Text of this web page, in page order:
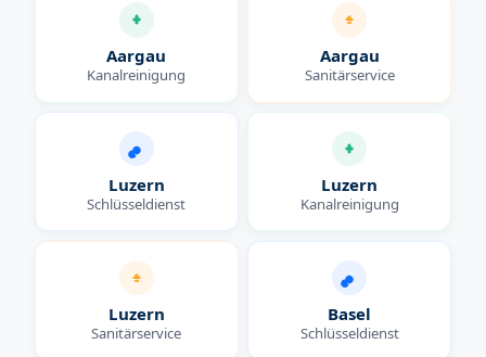
Aargau
Kanalreinigung
Aargau
Sanitärservice
Luzern
Schlüsseldienst
Luzern
Kanalreinigung
Luzern
Sanitärservice
Basel
Schlüsseldienst